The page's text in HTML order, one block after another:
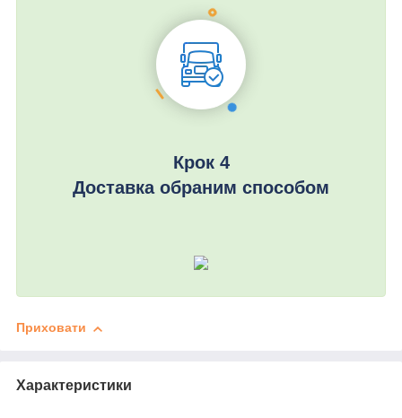
Крок 4
Доставка обраним способом
Приховати
Характеристики